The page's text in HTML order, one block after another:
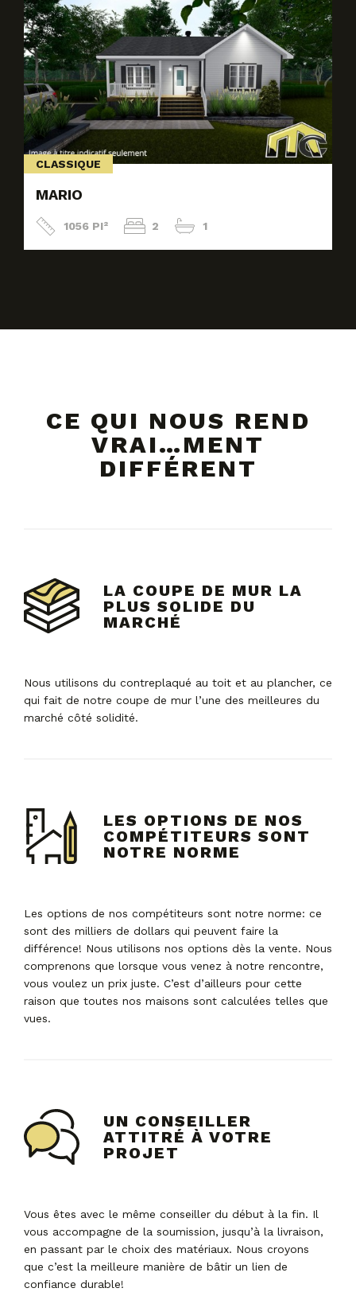
CLASSIQUE
MARIO
1056 PI² 2 1
CE QUI NOUS REND
VRAI…MENT
DIFFÉRENT
LA COUPE DE MUR LA
PLUS SOLIDE DU
MARCHÉ
Nous utilisons du contreplaqué au toit et au plancher, ce
qui fait de notre coupe de mur l’une des meilleures du
marché côté solidité.
LES OPTIONS DE NOS
COMPÉTITEURS SONT
NOTRE NORME
Les options de nos compétiteurs sont notre norme: ce
sont des milliers de dollars qui peuvent faire la
différence! Nous utilisons nos options dès la vente. Nous
comprenons que lorsque vous venez à notre rencontre,
vous voulez un prix juste. C’est d’ailleurs pour cette
raison que toutes nos maisons sont calculées telles que
vues.
UN CONSEILLER
ATTITRÉ À VOTRE
PROJET
Vous êtes avec le même conseiller du début à la fin. Il
vous accompagne de la soumission, jusqu’à la livraison,
en passant par le choix des matériaux. Nous croyons
que c’est la meilleure manière de bâtir un lien de
confiance durable!